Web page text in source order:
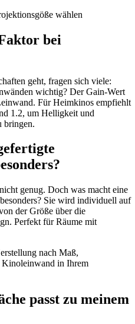
bei
geht, fragen sich viele:
wichtig? Der Gain-Wert
Für Heimkinos empfiehlt
1.2, um Helligkeit und
bringen.
genug. Doch was macht eine
Sie wird individuell auf
der Größe über die
Perfekt für Räume mit
passt zu meinem